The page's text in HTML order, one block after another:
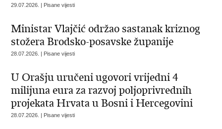
29.07.2026. | Pisane vijesti
Ministar Vlajčić održao sastanak kriznog
stožera Brodsko-posavske županije
28.07.2026. | Pisane vijesti
U Orašju uručeni ugovori vrijedni 4
milijuna eura za razvoj poljoprivrednih
projekata Hrvata u Bosni i Hercegovini
28.07.2026. | Pisane vijesti